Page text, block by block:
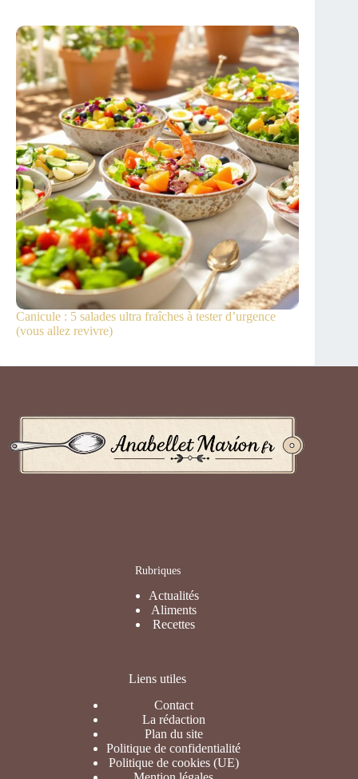
Canicule : 5 salades ultra fraîches à tester d’urgence
(vous allez revivre)
Rubriques
Actualités
Aliments
Recettes
Liens utiles
Contact
La rédaction
Plan du site
Politique de confidentialité
Politique de cookies (UE)